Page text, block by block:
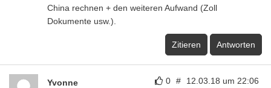
China rechnen + den weiteren Aufwand (Zoll
Dokumente usw.).
Zitieren Antworten
0 # 12.03.18 um 22:06
Yvonne